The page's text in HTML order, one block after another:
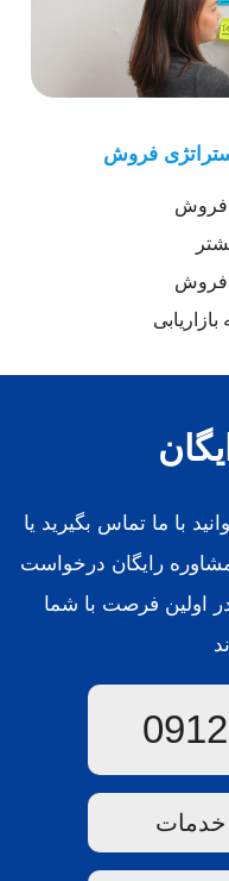
فروش
فروش
فروش
با ما تماس بگیرید یا
رایگان درخواست
اولین فرصت با شما